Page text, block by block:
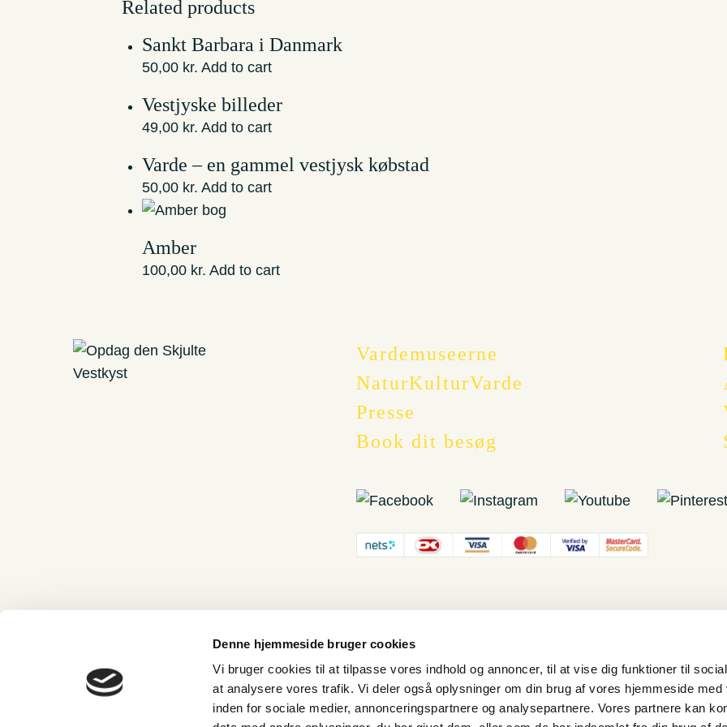
Denne hjemmeside bruger cookies
Vi bruger cookies til at tilpasse vores indhold og annoncer, til at vise dig funktioner til
at analysere vores trafik. Vi deler også oplysninger om din brug af vores hjemmeside med
inden for sociale medier, annonceringspartnere og analysepartnere. Vores partnere kan
Related products
Sankt Barbara i Danmark
50,00 kr. Add to cart
Vestjyske billeder
49,00 kr. Add to cart
Varde – en gammel vestjysk købstad
50,00 kr. Add to cart
Amber
100,00 kr. Add to cart
Vardemuseerne
NaturKulturVarde
Presse
Book dit besøg